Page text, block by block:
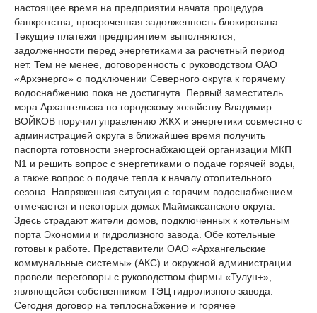
настоящее время на предприятии начата процедура
банкротства, просроченная задолженность блокирована.
Текущие платежи предприятием выполняются,
задолженности перед энергетиками за расчетный период
нет. Тем не менее, договоренность с руководством ОАО
«Архэнерго» о подключении Северного округа к горячему
водоснабжению пока не достигнута. Первый заместитель
мэра Архангельска по городскому хозяйству Владимир
ВОЙКОВ поручил управлению ЖКХ и энергетики совместно с
администрацией округа в ближайшее время получить
паспорта готовности энергоснабжающей организации МКП
N1 и решить вопрос с энергетиками о подаче горячей воды,
а также вопрос о подаче тепла к началу отопительного
сезона. Напряженная ситуация с горячим водоснабжением
отмечается и некоторых домах Маймаксанского округа.
Здесь страдают жители домов, подключенных к котельным
порта Экономии и гидролизного завода. Обе котельные
готовы к работе. Представители ОАО «Архангельские
коммунальные системы» (АКС) и окружной администрации
провели переговоры с руководством фирмы «Тулун+»,
являющейся собственником ТЭЦ гидролизного завода.
Сегодня договор на теплоснабжение и горячее